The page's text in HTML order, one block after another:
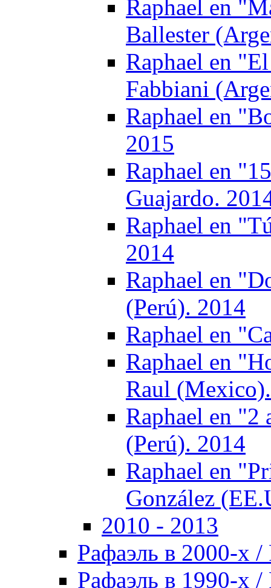
Raphael en
Ballester
Raphael en
Fabbiani
Raphael en
2015
Raphael en
Guajardo.
Raphael en
2014
Raphael en
(Perú). 2014
Raphael en
Raphael en
Raul
Raphael en "2
(Perú). 2014
Raphael en
González
2010 - 2013
Рафаэль в 2000-х /
Рафаэль в 1990-х /